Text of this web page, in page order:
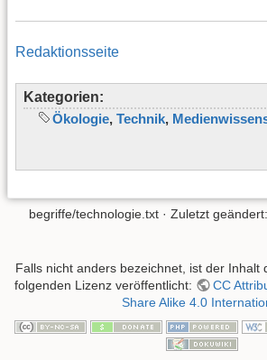
Redaktionsseite
Kategorien:
Ökologie, Technik,
begriffe/technologie.txt · Zuletzt
Falls nicht anders bezeichnet, ist der Inhalt
folgenden Lizenz veröffentlicht:
CC
Share Alike 4.0